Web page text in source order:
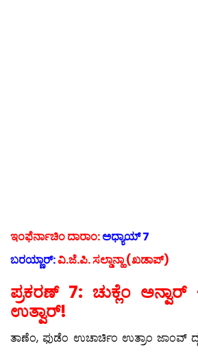
ಇಂಫೆರ್ನಾಚಿಂ ದಾರಾಂ:ಅಧ್ಯಾಯ್ 7
ಬರಯ್ಣಾರ್:ವಿ.ಜೆ.ಪಿ. ಸಲ್ಡಾನ್ಹಾ (ಖಡಾಪ್)
ಪ್ರಕರಣ್ 7: ಚುಕ್ಲೆಂ
ಉತ್ವಾರ್!
ತಾಣೆಂ, ಫುಡೆಂ ಉಚಾರ್ಚಿಂ ಉತ್ರಾಂ ಜಾಂವ್